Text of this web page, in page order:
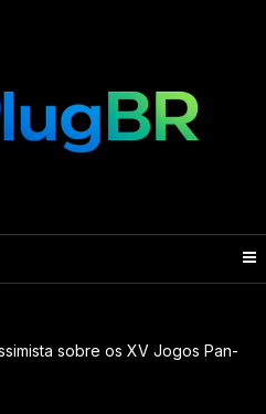
sobre os XV Jogos Pan-